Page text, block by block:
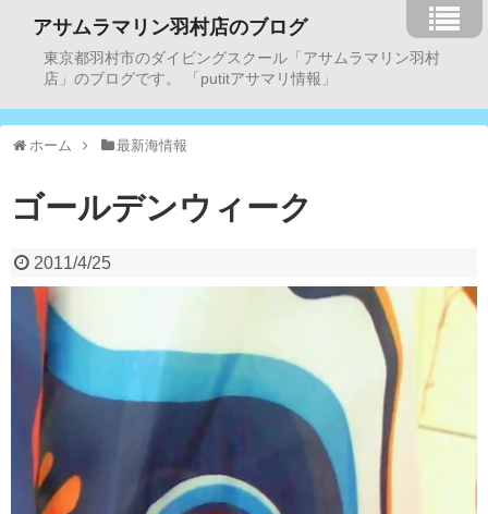
アサムラマリン羽村店のブログ
東京都羽村市のダイビングスクール「アサムラマリン羽村
店」のブログです。 「putitアサマリ情報」
ホーム 最新海情報
ゴールデンウィーク
2011/4/25